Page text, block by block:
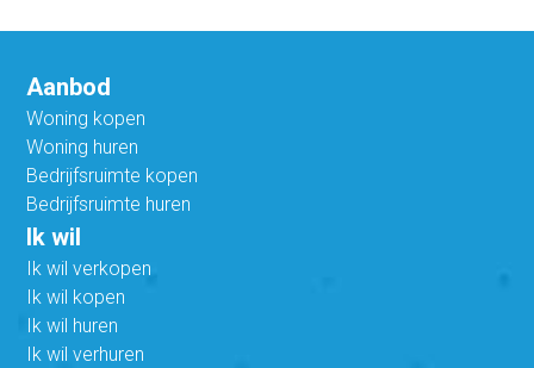
Aanbod
Woning kopen
Woning huren
Bedrijfsruimte kopen
Bedrijfsruimte huren
Ik wil
Ik wil verkopen
Ik wil kopen
Ik wil huren
Ik wil verhuren